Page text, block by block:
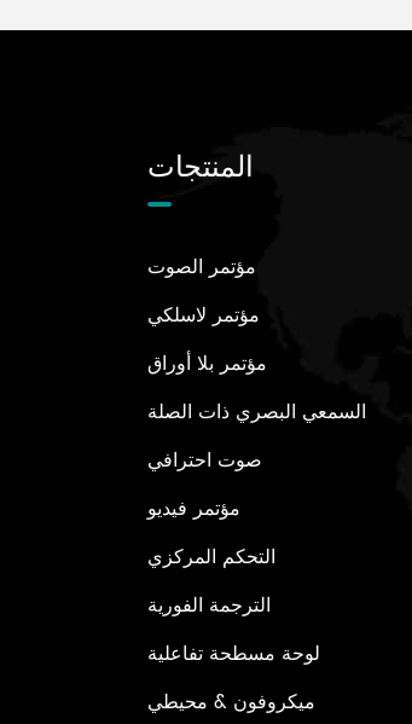
المنتجات
مؤتمر الصوت
مؤتمر لاسلكي
مؤتمر بلا أوراق
السمعي البصري ذات الصلة
صوت احترافي
مؤتمر فيديو
التحكم المركزي
الترجمة الفورية
لوحة مسطحة تفاعلية
ميكروفون & محيطي